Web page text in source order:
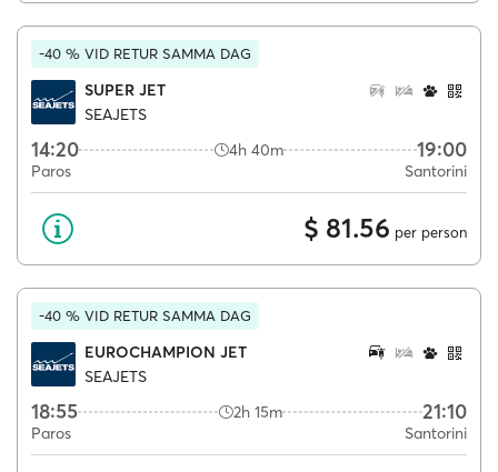
-40 % VID RETUR SAMMA DAG
SUPER JET
SEAJETS
14:20 4h 40m 19:00
Paros Santorini
$ 81.56 per person
-40 % VID RETUR SAMMA DAG
EUROCHAMPION JET
SEAJETS
18:55 2h 15m 21:10
Paros Santorini